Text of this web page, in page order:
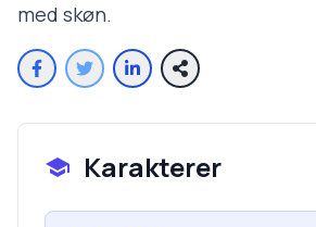
med skøn.
Karakterer